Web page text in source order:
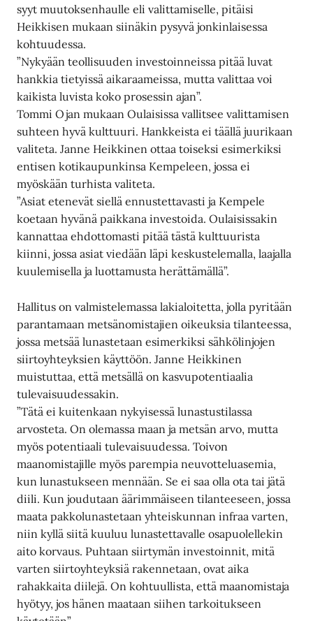
syyt muutoksenhaulle eli valittamiselle, pitäisi
Heikkisen mukaan siinäkin pysyvä jonkinlaisessa
kohtuudessa.
”Nykyään teollisuuden investoinneissa pitää luvat
hankkia tietyissä aikaraameissa, mutta valittaa voi
kaikista luvista koko prosessin ajan”.
Tommi Ojan mukaan Oulaisissa vallitsee valittamisen
suhteen hyvä kulttuuri. Hankkeista ei täällä juurikaan
valiteta. Janne Heikkinen ottaa toiseksi esimerkiksi
entisen kotikaupunkinsa Kempeleen, jossa ei
myöskään turhista valiteta.
”Asiat etenevät siellä ennustettavasti ja Kempele
koetaan hyvänä paikkana investoida. Oulaisissakin
kannattaa ehdottomasti pitää tästä kulttuurista
kiinni, jossa asiat viedään läpi keskustelemalla, laajalla
kuulemisella ja luottamusta herättämällä”.
Hallitus on valmistelemassa lakialoitetta, jolla pyritään
parantamaan metsänomistajien oikeuksia tilanteessa,
jossa metsää lunastetaan esimerkiksi sähkölinjojen
siirtoyhteyksien käyttöön. Janne Heikkinen
muistuttaa, että metsällä on kasvupotentiaalia
tulevaisuudessakin.
”Tätä ei kuitenkaan nykyisessä lunastustilassa
arvosteta. On olemassa maan ja metsän arvo, mutta
myös potentiaali tulevaisuudessa. Toivon
maanomistajille myös parempia neuvotteluasemia,
kun lunastukseen mennään. Se ei saa olla ota tai jätä
diili. Kun joudutaan äärimmäiseen tilanteeseen, jossa
maata pakkolunastetaan yhteiskunnan infraa varten,
niin kyllä siitä kuuluu lunastettavalle osapuolellekin
aito korvaus. Puhtaan siirtymän investoinnit, mitä
varten siirtoyhteyksiä rakennetaan, ovat aika
rahakkaita diilejä. On kohtuullista, että maanomistaja
hyötyy, jos hänen maataan siihen tarkoitukseen